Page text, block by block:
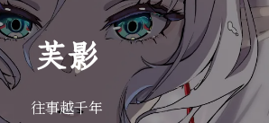
芙影
往事越千年